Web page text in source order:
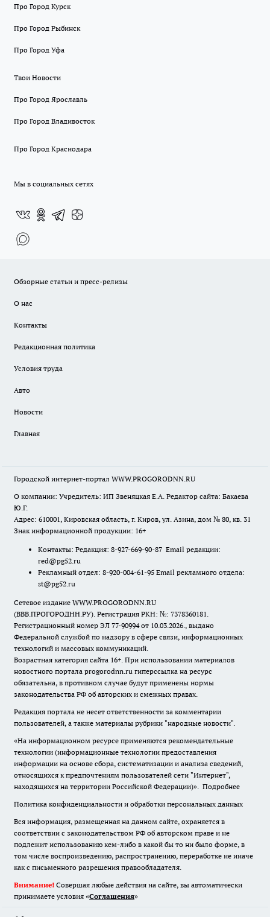
Про Город Курск
Про Город Рыбинск
Про Город Уфа
Твои Новости
Про Город Ярославль
Про Город Владивосток
Про Город Краснодара
Мы в социальных сетях
Обзорные статьи и пресс-релизы
О нас
Контакты
Редакционная политика
Условия труда
Авто
Новости
Главная
Городской интернет-портал WWW.PROGORODNN.RU
О компании: Учредитель: ИП Звеняцкая Е.А. Редактор сайта: Бакаева
Ю.Г.
Адрес: 610001, Кировская область, г. Киров, ул. Азина, дом № 80, кв. 31
Знак информационной продукции: 16+
Контакты: Редакция: 8-927-669-90-87 Email редакции:
red@pg52.ru
Рекламный отдел: 8-920-004-61-95 Email рекламного отдела:
st@pg52.ru
Сетевое издание WWW.PROGORODNN.RU
(ВВВ.ПРОГОРОДНН.РУ). Регистрация РКН: №: 7378360181.
Регистрационный номер ЭЛ 77-90994 от 10.03.2026., выдано
Федеральной службой по надзору в сфере связи, информационных
технологий и массовых коммуникаций.
Возрастная категория сайта 16+. При использовании материалов
новостного портала progorodnn.ru гиперссылка на ресурс
обязательна, в противном случае будут применены нормы
законодательства РФ об авторских и смежных правах.
Редакция портала не несет ответственности за комментарии
пользователей, а также материалы рубрики "народные новости".
«На информационном ресурсе применяются рекомендательные
технологии (информационные технологии предоставления
информации на основе сбора, систематизации и анализа сведений,
относящихся к предпочтениям пользователей сети "Интернет",
находящихся на территории Российской Федерации)». Подробнее
Политика конфиденциальности и обработки персональных данных
Вся информация, размещенная на данном сайте, охраняется в
соответствии с законодательством РФ об авторском праве и не
подлежит использованию кем-либо в какой бы то ни было форме, в
том числе воспроизведению, распространению, переработке не иначе
как с письменного разрешения правообладателя.
Внимание! Совершая любые действия на сайте, вы автоматически
принимаете условия «Cоглашения»